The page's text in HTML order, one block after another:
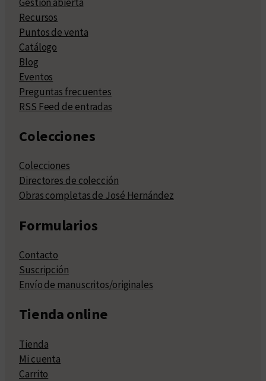
Recursos
Puntos de venta
Catálogo
Blog
Eventos
Preguntas frecuentes
RSS Feed de entradas
Colecciones
Colecciones
Directores de colección
Obras completas de José Hernández
Formularios
Contacto
Suscripción
Envío de manuscritos/originales
Tienda online
Tienda
Mi cuenta
Carrito